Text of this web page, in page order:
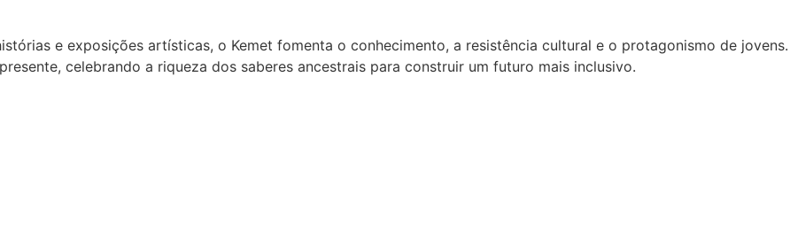
e exposições artísticas, o Kemet fomenta o conhecimento, a resistência cultural e o protagonismo de jovens.
celebrando a riqueza dos saberes ancestrais para construir um futuro mais inclusivo.